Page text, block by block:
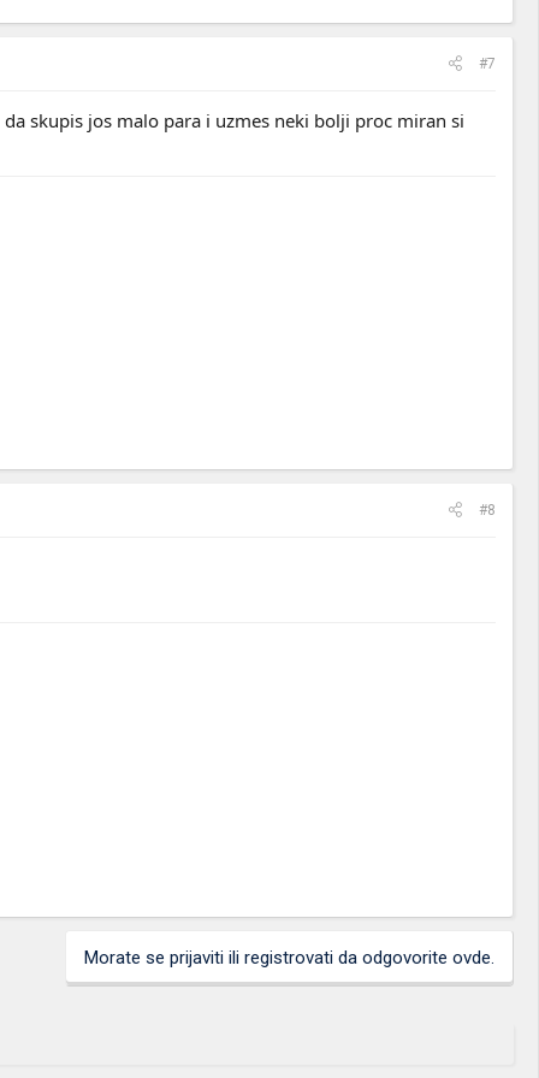
#7
skupis jos malo para i uzmes neki bolji proc miran si
#8
Morate se prijaviti ili registrovati da odgovorite ovde.